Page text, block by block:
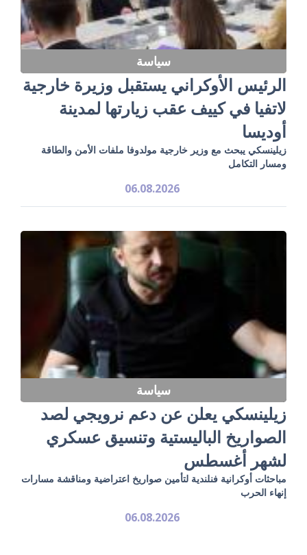
سياسة
الرئيس الأوكراني يستقبل وزيرة خارجية
لاتفيا في كييف عقب زيارتها لمدينة
أوديسا
زيلينسكي يبحث مع وزير خارجية مولدوفا ملفات الأمن والطاقة
ومسار التكامل
06.08.2026
سياسة
زيلينسكي يعلن عن دعم نرويجي لصد
الصواريخ الباليستية وتنسيق عسكري
لشهر أغسطس
مباحثات أوكرانية فنلندية لتأمين صواريخ اعتراضية ومناقشة مسارات
إنهاء الحرب
06.08.2026